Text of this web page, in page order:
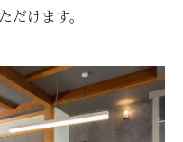
だけます。